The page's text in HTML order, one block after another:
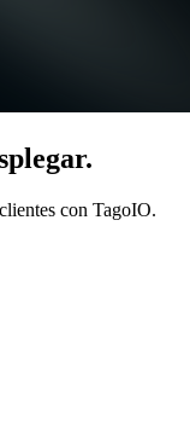
con TagoIO.